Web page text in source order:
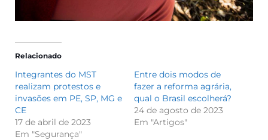
Relacionado
Integrantes do MST
realizam protestos e
invasões em PE, SP, MG e
CE
17 de abril de 2023
Em "Segurança"
Entre dois modos de
fazer a reforma agrária,
qual o Brasil escolherá?
24 de agosto de 2023
Em "Artigos"